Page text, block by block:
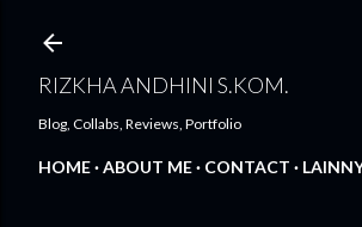
RIZKHA ANDHINI S.KOM.
Blog, Collabs, Reviews, Portfolio
HOME ABOUT ME CONTACT